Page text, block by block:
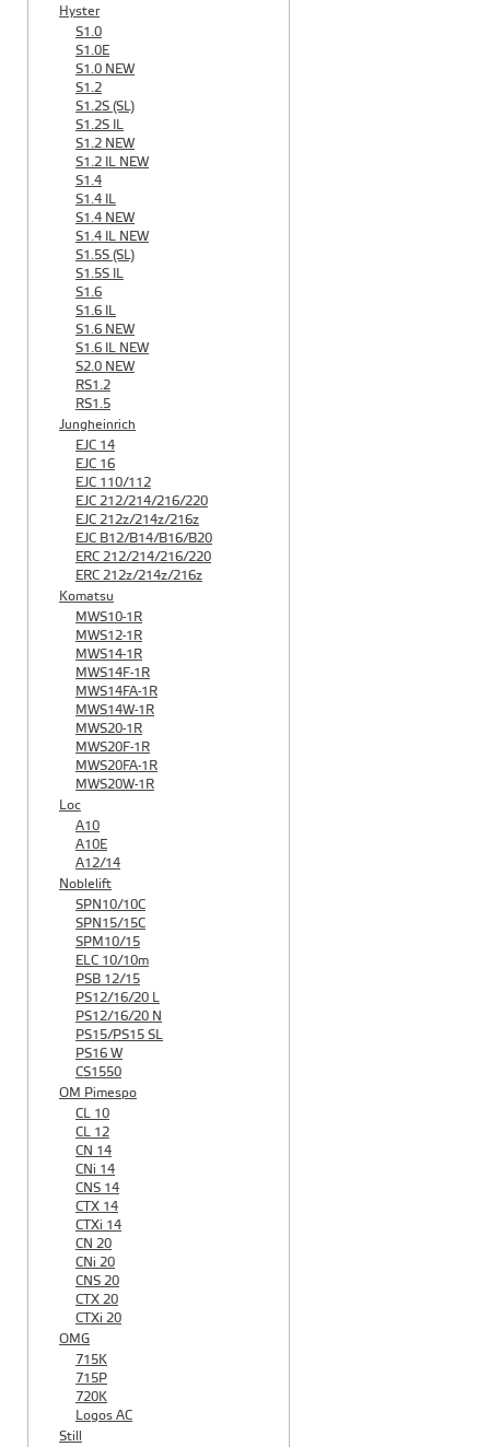
Hyster
S1.0
S1.0E
S1.0 NEW
S1.2
S1.2S (SL)
S1.2S IL
S1.2 NEW
S1.2 IL NEW
S1.4
S1.4 IL
S1.4 NEW
S1.4 IL NEW
S1.5S (SL)
S1.5S IL
S1.6
S1.6 IL
S1.6 NEW
S1.6 IL NEW
S2.0 NEW
RS1.2
RS1.5
Jungheinrich
EJC 14
EJC 16
EJC 110/112
EJC 212/214/216/220
EJC 212z/214z/216z
EJC B12/B14/B16/B20
ERC 212/214/216/220
ERC 212z/214z/216z
Komatsu
MWS10-1R
MWS12-1R
MWS14-1R
MWS14F-1R
MWS14FA-1R
MWS14W-1R
MWS20-1R
MWS20F-1R
MWS20FA-1R
MWS20W-1R
Loc
A10
A10E
A12/14
Noblelift
SPN10/10C
SPN15/15C
SPM10/15
ELC 10/10m
PSB 12/15
PS12/16/20 L
PS12/16/20 N
PS15/PS15 SL
PS16 W
CS1550
OM Pimespo
CL 10
CL 12
CN 14
CNi 14
CNS 14
CTX 14
CTXi 14
CN 20
CNi 20
CNS 20
CTX 20
CTXi 20
OMG
715K
715P
720K
Logos AC
Still